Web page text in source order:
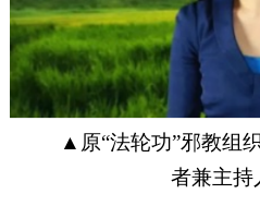
▲原“法轮功”邪教组
者兼主持